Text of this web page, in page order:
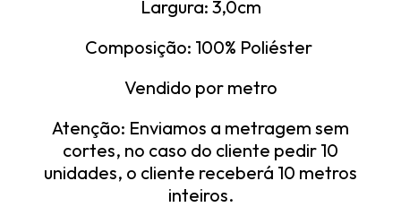
Largura: 3,0cm
Composição: 100% Poliéster
Vendido por metro
Atenção: Enviamos a metragem sem
cortes, no caso do cliente pedir 10
unidades, o cliente receberá 10 metros
inteiros.